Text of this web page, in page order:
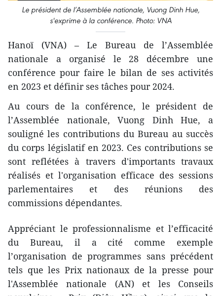
Le président de l’Assemblée nationale, Vuong Dinh Hue,
s'exprime à la conférence. Photo: VNA
Hanoï (VNA) – Le Bureau de l’Assemblée
nationale a organisé le 28 décembre une
conférence pour faire le bilan de ses activités
en 2023 et définir ses tâches pour 2024.
Au cours de la conférence, le président de
l’Assemblée nationale, Vuong Dinh Hue, a
souligné les contributions du Bureau au succès
du corps législatif en 2023. Ces contributions se
sont reflétées à travers d'importants travaux
réalisés et l'organisation efficace des sessions
parlementaires et des réunions des
commissions dépendantes.
Appréciant le professionnalisme et l’efficacité
du Bureau, il a cité comme exemple
l’organisation de programmes sans précédent
tels que les Prix nationaux de la presse pour
l'Assemblée nationale (AN) et les Conseils